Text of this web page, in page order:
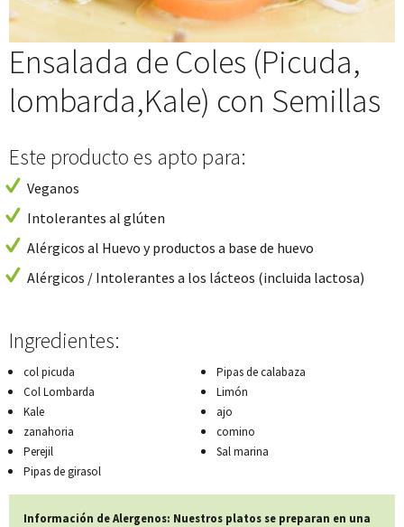
Ensalada de Coles (Picuda,
lombarda,Kale) con Semillas
Este producto es apto para:
Veganos
Intolerantes al glúten
Alérgicos al Huevo y productos a base de huevo
Alérgicos / Intolerantes a los lácteos (incluida lactosa)
Ingredientes:
col picuda
Col Lombarda
Kale
zanahoria
Perejil
Pipas de girasol
Pipas de calabaza
Limón
ajo
comino
Sal marina
Información de Alergenos: Nuestros platos se preparan en una